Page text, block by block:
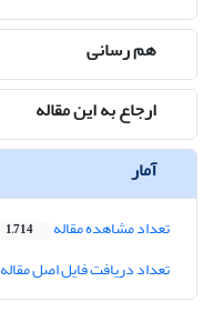
هم رسانی
ارجاع به این مقاله
آمار
تعداد مشاهده مقاله 1,714
تعداد دریافت فایل اصل مقاله